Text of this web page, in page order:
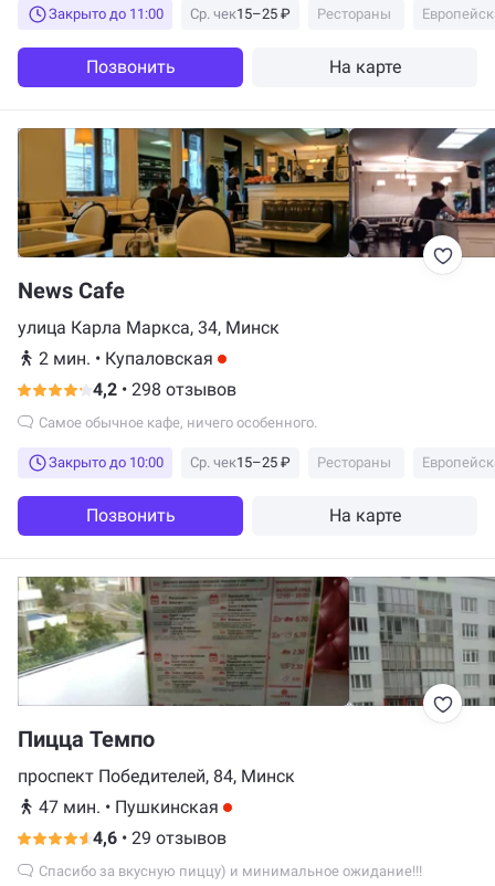
Закрыто до 11:00 Ср. чек15–25 ₽ Рестораны
Позвонить На карте
News Cafe
улица Карла Маркса, 34, Минск
2 мин. • Купаловская
4,2 • 298 отзывов
Самое обычное кафе, ничего особенного.
Закрыто до 10:00 Ср. чек15–25 ₽ Рестораны
Позвонить На карте
Пицца Темпо
проспект Победителей, 84, Минск
47 мин. • Пушкинская
4,6 • 29 отзывов
Спасибо за вкусную пиццу) и минимальное ожидание!!!